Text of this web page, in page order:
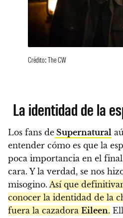
Crédito: The CW
La identidad de la
Los fans de Supernatural
entender cómo es que la
poca importancia en el
cara. Y la verdad, se nos
misogino. Así que
conocer la identidad de la
fuera la cazadora Eileen.